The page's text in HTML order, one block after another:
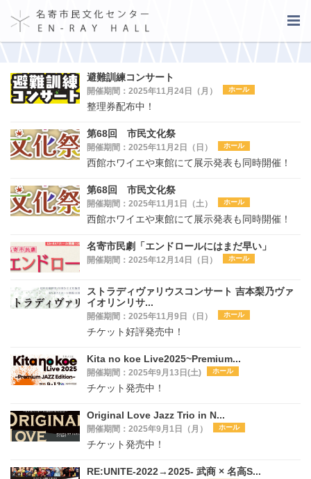
避難訓練コンサート
開催期間：2025年11月24日（月） ホール
整理券配布中！
第68回 市民文化祭
開催期間：2025年11月2日（日） ホール
西館ホワイエや東館にて展示発表も同時開催！
第68回 市民文化祭
開催期間：2025年11月1日（土） ホール
西館ホワイエや東館にて展示発表も同時開催！
名寄市民劇「エンドロールにはまだ早い」
開催期間：2025年12月14日（日） ホール
ストラディヴァリウスコンサート 吉本梨乃ヴァ
イオリンリサ...
開催期間：2025年11月9日（日） ホール
チケット好評発売中！
Kita no koe Live2025~Premium...
開催期間：2025年9月13日(土) ホール
チケット発売中！
Original Love Jazz Trio in N...
開催期間：2025年9月1日（月） ホール
チケット発売中！
RE:UNITE-2022→2025- 武商 × 名高S...